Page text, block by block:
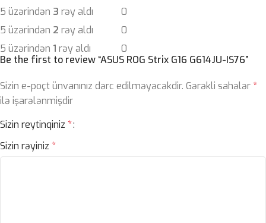
5 üzərindən 3 rəy aldı
0
5 üzərindən 2 rəy aldı
0
5 üzərindən 1 rəy aldı 0
Be the first to review “ASUS ROG Strix G16 G614JU-IS76”
Sizin e-poçt ünvanınız dərc edilməyəcəkdir. Gərəkli sahələr*
ilə işarələnmişdir
Sizin reytinqiniz *
Sizin rəyiniz *